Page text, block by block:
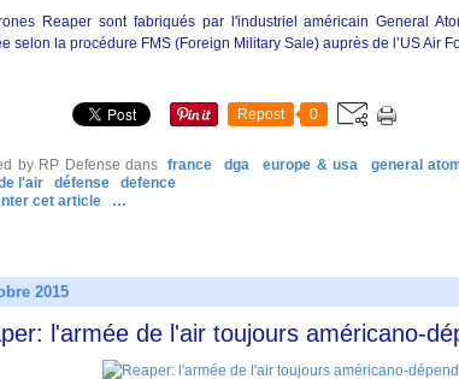
Reaper sont fabriqués par l'industriel américain General
selon la procédure FMS (Foreign Military Sale) auprès de l’US Air
Repost 0
by RP Defense dans france dga europe & usa general
l'air
défense
defence
cet article
…
2015
l'armée de l'air toujours américano-